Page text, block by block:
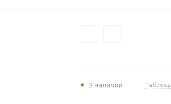
В наличии